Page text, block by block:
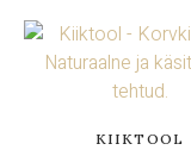
KIIKTOOL